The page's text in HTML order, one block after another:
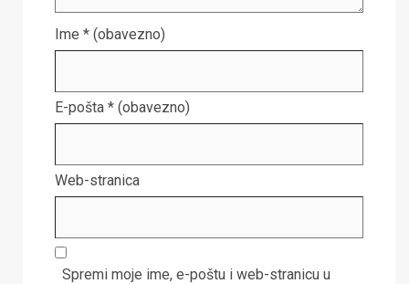
Ime * (obavezno)
E-pošta * (obavezno)
Web-stranica
Spremi moje ime, e-poštu i web-stranicu u